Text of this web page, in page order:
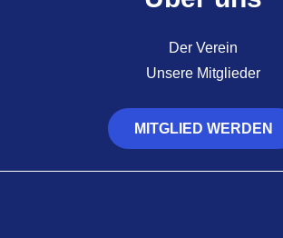
Der Verein
Unsere Mitglieder
MITGLIED WERDEN